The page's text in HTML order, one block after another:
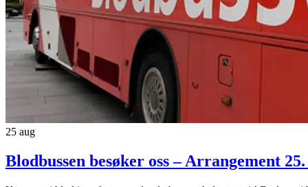
25 aug
Blodbussen besøker oss– Arrangement 25.